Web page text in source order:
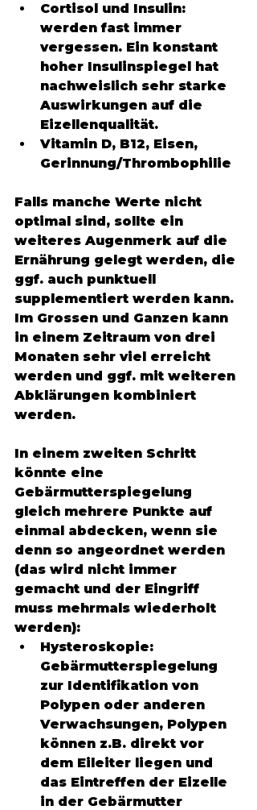
Cortisol und Insulin:
werden fast immer
vergessen. Ein konstant
hoher Insulinspiegel hat
nachweislich sehr starke
Auswirkungen auf die
Eizellenqualität.
Vitamin D, B12, Eisen,
Gerinnung/Thrombophilie
Falls manche Werte nicht
optimal sind, sollte ein
weiteres Augenmerk auf die
Ernährung gelegt werden, die
ggf. auch punktuell
supplementiert werden kann.
Im Grossen und Ganzen kann
in einem Zeitraum von drei
Monaten sehr viel erreicht
werden und ggf. mit weiteren
Abklärungen kombiniert
werden.
In einem zweiten Schritt
könnte eine
Gebärmutterspiegelung
gleich mehrere Punkte auf
einmal abdecken, wenn sie
denn so angeordnet werden
(das wird nicht immer
gemacht und der Eingriff
muss mehrmals wiederholt
werden):
Hysteroskopie:
Gebärmutterspiegelung
zur Identifikation von
Polypen oder anderen
Verwachsungen, Polypen
können z.B. direkt vor
dem Eileiter liegen und
das Eintreffen der Eizelle
in der Gebärmutter